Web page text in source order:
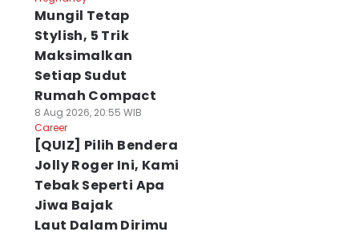
Mungil Tetap
Stylish, 5 Trik
Maksimalkan
Setiap Sudut
Rumah Compact
8 Aug 2026, 20:55 WIB
Career
[QUIZ] Pilih Bendera
Jolly Roger Ini, Kami
Tebak Seperti Apa
Jiwa Bajak
Laut Dalam Dirimu